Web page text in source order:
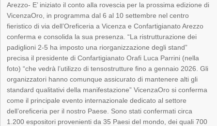
Arezzo- E’ iniziato il conto alla rovescia per la prossima edizione di
VicenzaOro, in programma dal 6 al 10 settembre nel centro
fieristico di via dell’Oreficeria a Vicenza e Confartigianato Arezzo
conferma e consolida la sua presenza. “La ristrutturazione dei
padiglioni 2-5 ha imposto una riorganizzazione degli stand”
precisa il presidente di Confartigianato Orafi Luca Parrini (nella
foto) “che vedrà l’utilizzo di tensostrutture fino a gennaio 2026. Gli
organizzatori hanno comunque assicurato di mantenere alti gli
standard qualitativi della manifestazione” VicenzaOro si conferma
come il principale evento internazionale dedicato al settore
dell’oreficeria per il nostro Paese. Sono stati confermati circa
1.200 espositori provenienti da 35 Paesi del mondo, dei quali 700